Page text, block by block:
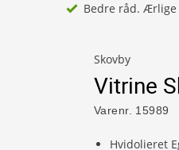
Bedre råd.
Skovby
Vitrine
Varenr. 15989
Hvidolieret